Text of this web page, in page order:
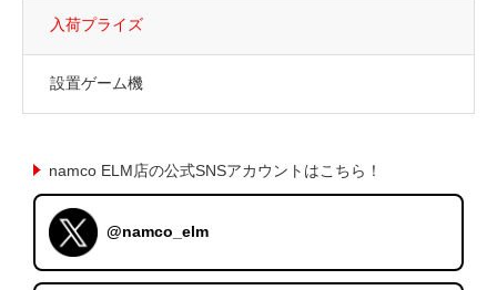
入荷プライズ
設置ゲーム機
namco ELM店の公式SNSアカウントはこちら！
@namco_elm